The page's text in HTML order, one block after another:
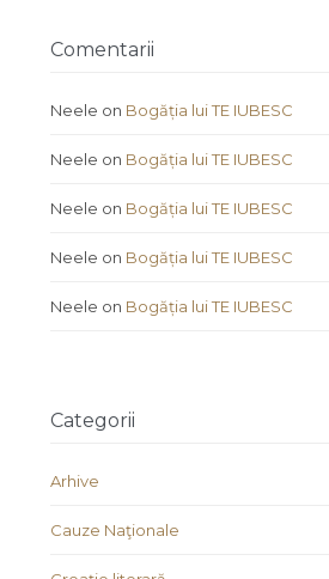
Comentarii
Neele on Bogăția lui TE IUBESC
Neele on Bogăția lui TE IUBESC
Neele on Bogăția lui TE IUBESC
Neele on Bogăția lui TE IUBESC
Neele on Bogăția lui TE IUBESC
Categorii
Arhive
Cauze Naţionale